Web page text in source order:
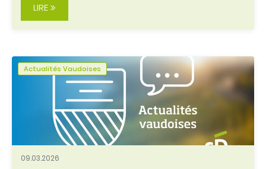
LIRE
Actualités Vaudoises
09.03.2026